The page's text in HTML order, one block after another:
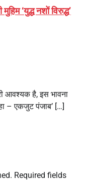
‘युद्ध नशों विरुद्ध’
आवश्यक है, इस भावना
– एकजुट पंजाब’ […]
Required fields